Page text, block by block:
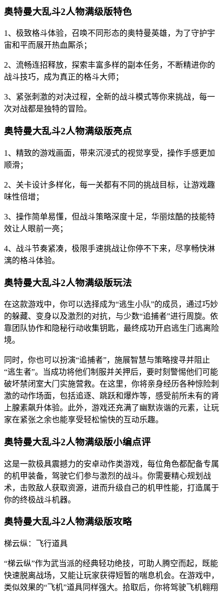
奥特曼大乱斗2人物满级版特色
1、极致格斗体验，召唤不同形态的奥特曼英雄，为了守护宇
宙和平而展开热血厮杀；
2、流畅连招释放，探索丰富多样的副本任务，不断精进你的
战斗技巧，成为真正的格斗大师；
3、紧张刺激的对决过程，全新的战斗模式等你来挑战，每一
次对战都是独特的冒险。
奥特曼大乱斗2人物满级版亮点
1、精致的游戏画面，带来沉浸式的视觉享受，操作手感更加
顺滑；
2、关卡设计多样化，每一关都有不同的挑战目标，让游戏趣
味性倍增；
3、操作简单易懂，但战斗策略深度十足，华丽炫酷的技能特
效让人眼前一亮；
4、战斗节奏紧凑，极限手速挑战让你停不下来，尽享畅快淋
漓的格斗体验。
奥特曼大乱斗2人物满级版玩法
在这款游戏中，你可以选择成为“逃生小队”的成员，通过巧妙
的躲藏、变身以及激烈的对抗，与少数“追捕者”进行周旋。依
靠团队协作和隐秘行动收集钥匙，最终成功开启逃生门逃离险
境。
同时，你也可以扮演“追捕者”，施展智慧与策略搜寻并阻止
“逃生者”。当成功将他们制服并关押后，要时刻警惕他们可能
破坏禁闭室大门实施营救。在这里，你将亲身经历各种惊险刺
激的动作场面，包括追逐、跳跃和爆炸等，感受前所未有的肾
上腺素飙升体验。此外，游戏还充满了幽默诙谐的元素，让玩
家在紧张之余也能享受轻松愉快的互动乐趣。
奥特曼大乱斗2人物满级版小编点评
这是一款极具震撼力的安卓动作类游戏，每位角色都配备专属
的机甲装备，驾驶它们参与激烈的战斗。你需要精心规划战
术，击败敌人获取资源，进而升级自己的机甲性能，打造属于
你的终极战斗机器。
奥特曼大乱斗2人物满级版攻略
梯云纵：飞行道具
“梯云纵”作为武当派的经典轻功绝技，可助人腾空而起，既能
快速脱离战场，又能让玩家获得短暂的喘息机会。在游戏中，
类似效果的“飞机”道具同样强大。拾取后，你将驾驶飞机翱翔